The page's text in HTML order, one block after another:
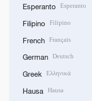
Esperanto Esperanto
Filipino Filipino
French Français
German Deutsch
Greek Ελληνικά
Hausa Hausa